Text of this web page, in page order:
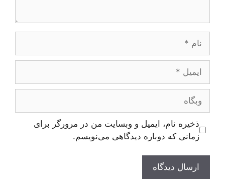
وبگاه
ذخیره نام، ایمیل و وبسایت من در مرورگر برای
زمانی که دوباره دیدگاهی می‌نویسم.